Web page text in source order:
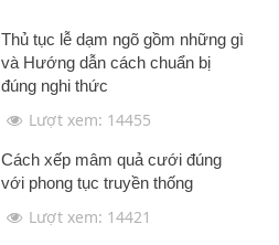
Thủ tục lễ dạm ngõ gồm những gì
và Hướng dẫn cách chuẩn bị
đúng nghi thức
Lượt xem: 14455
Cách xếp mâm quả cưới đúng
với phong tục truyền thống
Lượt xem: 14421